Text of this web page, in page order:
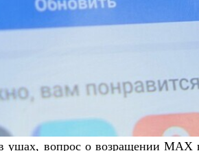
ушах, вопрос о возращении MAX